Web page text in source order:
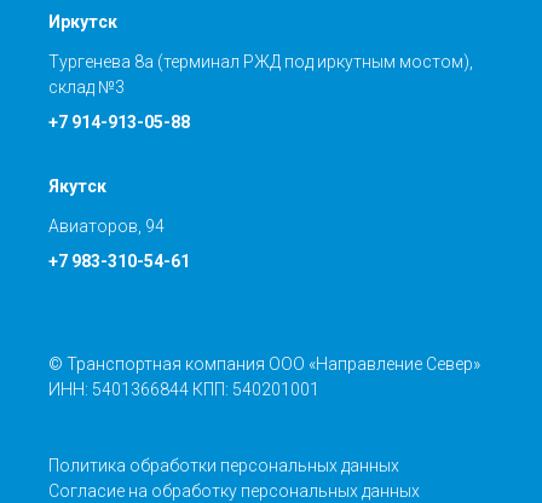
Иркутск
Тургенева 8а (терминал РЖД под иркутным мостом),
склад №3
+7 914-913-05-88
Якутск
Авиаторов, 94
+7 983-310-54-61
© Транспортная компания ООО «Направление Север»
ИНН: 5401366844 КПП: 540201001
Политика обработки персональных данных
Согласие на обработку персональных данных